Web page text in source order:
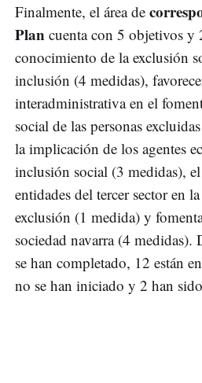
Finalmente, el área de
Plan cuenta con 5 objetivos y
conocimiento de la exclusión
inclusión (4 medidas),
interadministrativa en el
social de las personas
la implicación de los agentes
inclusión social (3 medidas),
entidades del tercer sector en
exclusión (1 medida) y
sociedad navarra (4 medidas).
se han completado, 12 están
no se han iniciado y 2 han